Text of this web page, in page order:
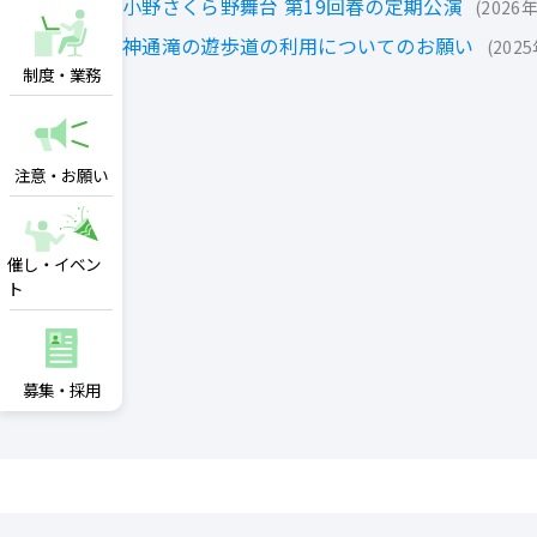
制度・業務
注意・お願い
催し・イベン
ト
募集・採用
小野さくら野舞台 第19回春の定期公演 2026
神通滝の遊歩道の利用についてのお願い 2025